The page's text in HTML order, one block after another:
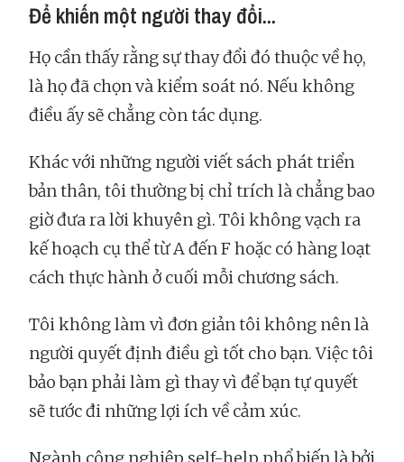
Để khiến một người thay đổi...
Họ cần thấy rằng sự thay đổi đó thuộc về họ,
là họ đã chọn và kiểm soát nó. Nếu không
điều ấy sẽ chẳng còn tác dụng.
Khác với những người viết sách phát triển
bản thân, tôi thường bị chỉ trích là chẳng bao
giờ đưa ra lời khuyên gì. Tôi không vạch ra
kế hoạch cụ thể từ A đến F hoặc có hàng loạt
cách thực hành ở cuối mỗi chương sách.
Tôi không làm vì đơn giản tôi không nên là
người quyết định điều gì tốt cho bạn. Việc tôi
bảo bạn phải làm gì thay vì để bạn tự quyết
sẽ tước đi những lợi ích về cảm xúc.